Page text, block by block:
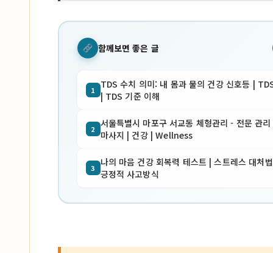
함께보면 좋은 글
1 TDS 수치 의미: 내 몸과 물의 건강 신호등 |
| TDS 기준 이해
2 서울특별시 마포구 서교동 체형관리 - 전문 관
마사지 | 건강 | Wellness
3 나의 마음 건강 회복력 테스트 | 스트레스 대처
긍정적 사고방식